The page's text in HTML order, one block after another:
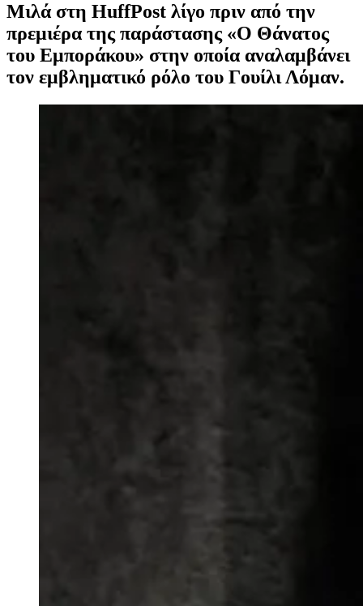
Μιλά στη HuffPost λίγο πριν από την
πρεμιέρα της παράστασης «Ο Θάνατος
του Εμποράκου» στην οποία αναλαμβάνει
τον εμβληματικό ρόλο του Γουίλι Λόμαν.